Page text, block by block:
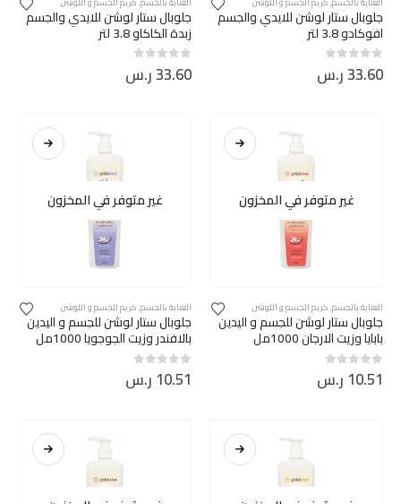
جلوبال ستار لوشن للايدي والجسم
افوكادو 3.8 لتر
0
out of 5
33.60ر.س
جلوبال ستار لوشن للايدي والجسم
زبدة الكاكاو 3.8 لتر
0
out of 5
33.60ر.س
غير متوفر في المخزون
العناية بالجسم,كريم الجسم و اللوشن
جلوبال ستار لوشن للجسم و اليدين
بابايا وزيت الارجان 1000مل
0
out of 5
10.51ر.س
غير متوفر في المخزون
العناية بالجسم,كريم الجسم و اللوشن
جلوبال ستار لوشن للجسم و اليدين
بالافندر وزيت الجوجويا 1000مل
0
out of 5
10.51ر.س